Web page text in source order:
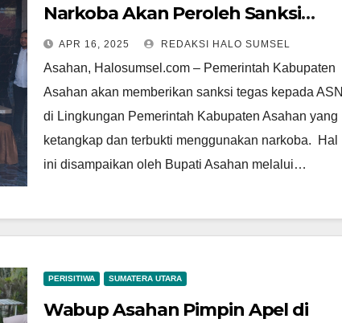
Narkoba Akan Peroleh Sanksi
Tegas dari Pemkab Asahan
APR 16, 2025 REDAKSI HALO SUMSEL
Asahan, Halosumsel.com – Pemerintah Kabupaten
Asahan akan memberikan sanksi tegas kepada ASN
di Lingkungan Pemerintah Kabupaten Asahan yang
ketangkap dan terbukti menggunakan narkoba. Hal
ini disampaikan oleh Bupati Asahan melalui…
PERISITIWA SUMATERA UTARA
Wabup Asahan Pimpin Apel di